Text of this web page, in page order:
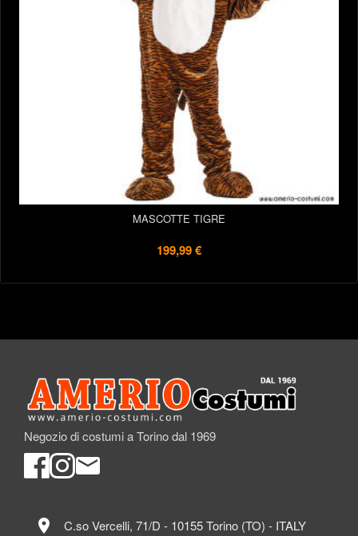
MASCOTTE TIGRE
199,99 €
Negozio di costumi a Torino dal 1969
location_on C.so Vercelli, 71/D - 10155 Torino (TO) - ITALY